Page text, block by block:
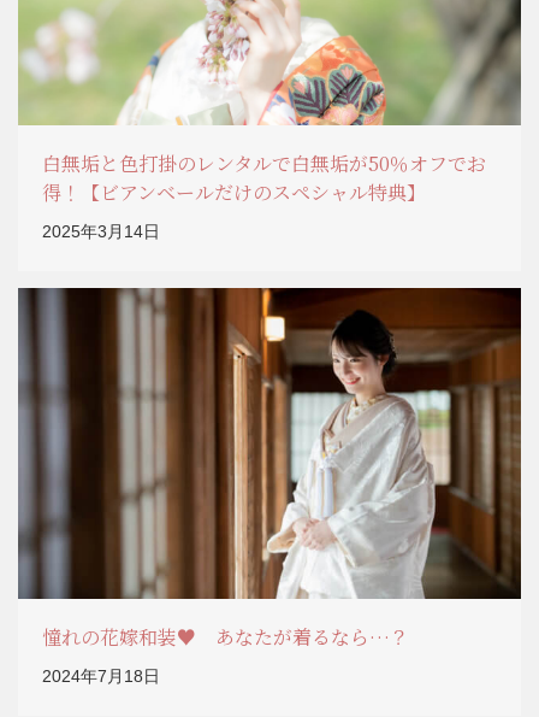
白無垢と色打掛のレンタルで白無垢が50％オフでお
得！【ビアンベールだけのスペシャル特典】
2025年3月14日
憧れの花嫁和装♥ あなたが着るなら…？
2024年7月18日